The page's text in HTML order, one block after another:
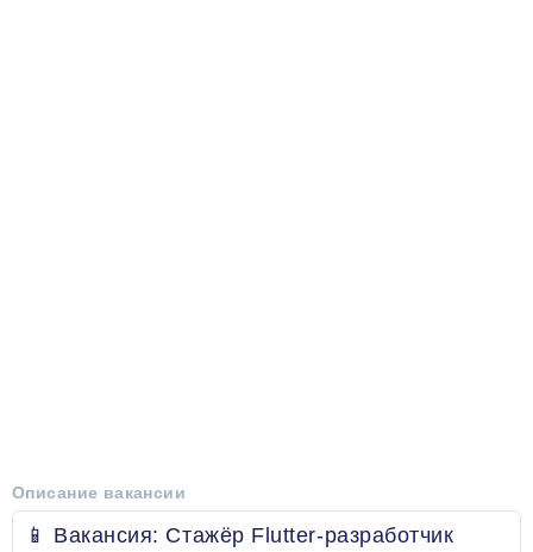
Описание вакансии
📱 Вакансия: Стажёр Flutter-разработчик